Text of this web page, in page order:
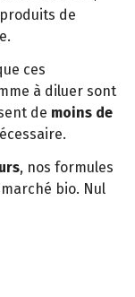
de
ces
à diluer sont
de moins de
, nos formules
bio. Nul